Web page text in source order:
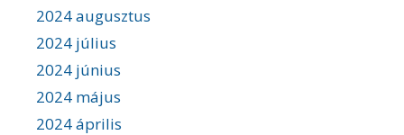
2024 augusztus
2024 július
2024 június
2024 május
2024 április